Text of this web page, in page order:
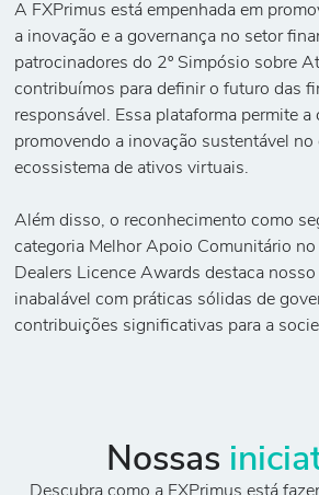
A FXPrimus está empenhada em
a inovação e a governança no setor
patrocinadores do 2º Simpósio sobre
contribuímos para definir o futuro das
responsável. Essa plataforma permite a
promovendo a inovação sustentável no
ecossistema de ativos virtuais.
Além disso, o reconhecimento como
categoria Melhor Apoio Comunitário
Dealers Licence Awards destaca
inabalável com práticas sólidas de
contribuições significativas para a
Nossas